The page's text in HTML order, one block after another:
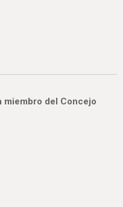
miembro del Concejo